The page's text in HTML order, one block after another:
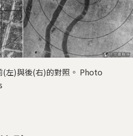
(左)與後(右)的對照。 Photo